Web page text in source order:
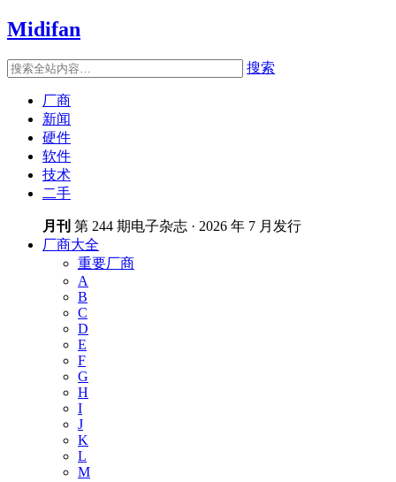
Midifan
搜索
厂商
新闻
硬件
软件
技术
二手
月刊 第 244 期电子杂志 · 2026 年 7 月发行
厂商大全
重要厂商
A
B
C
D
E
F
G
H
I
J
K
L
M